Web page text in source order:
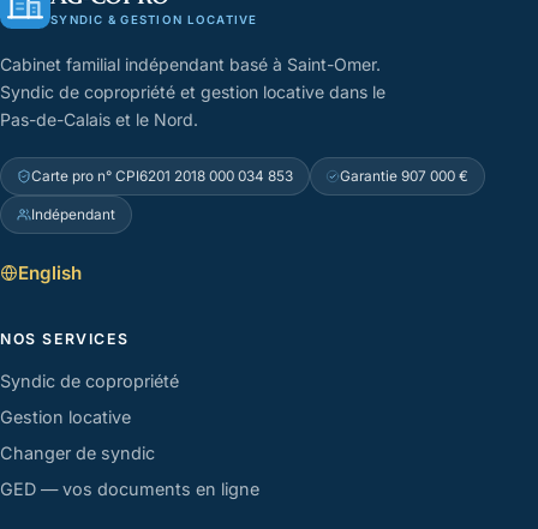
SYNDIC & GESTION LOCATIVE
Cabinet familial indépendant basé à Saint-Omer.
Syndic de copropriété et gestion locative dans le
Pas-de-Calais et le Nord.
Carte pro n° CPI6201 2018 000 034 853 Garantie 907 000 €
Indépendant
English
NOS SERVICES
Syndic de copropriété
Gestion locative
Changer de syndic
GED — vos documents en ligne